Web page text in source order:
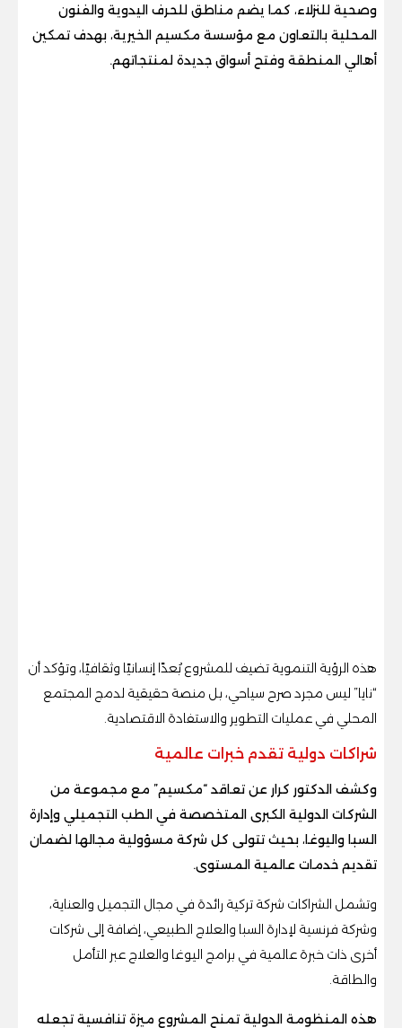
وصحية للنزلاء، كما يضم مناطق للحرف اليدوية والفنون
المحلية بالتعاون مع مؤسسة مكسيم الخيرية، بهدف تمكين
أهالي المنطقة وفتح أسواق جديدة لمنتجاتهم.
هذه الرؤية التنموية تضيف للمشروع بُعدًا إنسانيًا وثقافيًا، وتؤكد أن
“نايا” ليس مجرد صرح سياحي، بل منصة حقيقية لدمج المجتمع
المحلي في عمليات التطوير والاستفادة الاقتصادية.
شراكات دولية تقدم خبرات عالمية
وكشف الدكتور كرار عن تعاقد “مكسيم” مع مجموعة من
الشركات الدولية الكبرى المتخصصة في الطب التجميلي وإدارة
السبا واليوغا، بحيث تتولى كل شركة مسؤولية مجالها لضمان
تقديم خدمات عالمية المستوى.
وتشمل الشراكات شركة تركية رائدة في مجال التجميل والعناية،
وشركة فرنسية لإدارة السبا والعلاج الطبيعي، إضافة إلى شركات
أخرى ذات خبرة عالمية في برامج اليوغا والعلاج عبر التأمل
والطاقة.
هذه المنظومة الدولية تمنح المشروع ميزة تنافسية تجعله